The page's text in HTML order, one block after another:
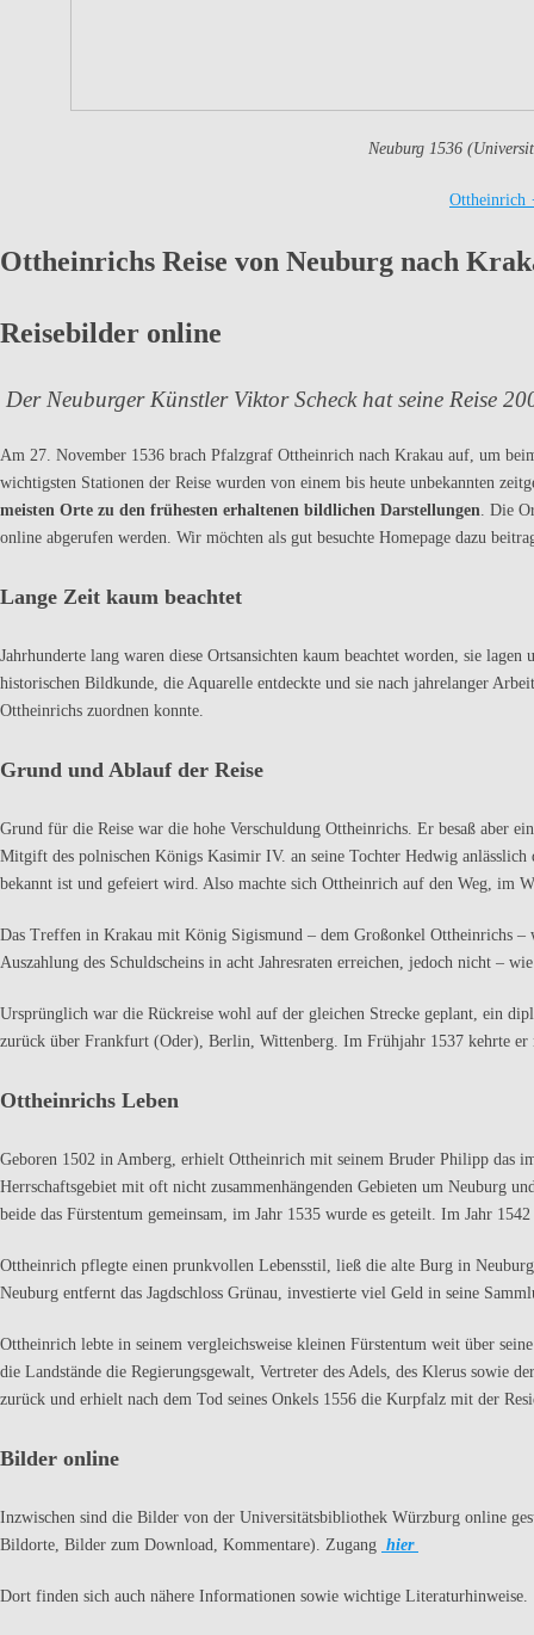
Neuburg 1536
Ottheinrich
Ottheinrichs Reise von Neuburg nach
Reisebilder online
Der Neuburger Künstler Viktor Scheck hat seine Reise
Am 27. November 1536 brach Pfalzgraf Ottheinrich nach Krakau auf, um
wichtigsten Stationen der Reise wurden von einem bis heute unbekannten
meisten Orte zu den frühesten erhaltenen bildlichen Darstellungen. Die
online abgerufen werden. Wir möchten als gut besuchte Homepage dazu
Lange Zeit kaum beachtet
Jahrhunderte lang waren diese Ortsansichten kaum beachtet worden, sie
historischen Bildkunde, die Aquarelle entdeckte und sie nach jahrelanger
Ottheinrichs zuordnen konnte.
Grund und Ablauf der Reise
Grund für die Reise war die hohe Verschuldung Ottheinrichs. Er besaß aber
Mitgift des polnischen Königs Kasimir IV. an seine Tochter Hedwig
bekannt ist und gefeiert wird. Also machte sich Ottheinrich auf den Weg, im
Das Treffen in Krakau mit König Sigismund – dem Großonkel Ottheinrichs
Auszahlung des Schuldscheins in acht Jahresraten erreichen, jedoch nicht –
Ursprünglich war die Rückreise wohl auf der gleichen Strecke geplant, ein
zurück über Frankfurt (Oder), Berlin, Wittenberg. Im Frühjahr 1537 kehrte
Ottheinrichs Leben
Geboren 1502 in Amberg, erhielt Ottheinrich mit seinem Bruder Philipp das
Herrschaftsgebiet mit oft nicht zusammenhängenden Gebieten um Neuburg
beide das Fürstentum gemeinsam, im Jahr 1535 wurde es geteilt. Im Jahr
Ottheinrich pflegte einen prunkvollen Lebensstil, ließ die alte Burg in
Neuburg entfernt das Jagdschloss Grünau, investierte viel Geld in seine
Ottheinrich lebte in seinem vergleichsweise kleinen Fürstentum weit über
die Landstände die Regierungsgewalt, Vertreter des Adels, des Klerus sowie
zurück und erhielt nach dem Tod seines Onkels 1556 die Kurpfalz mit der
Bilder online
Inzwischen sind die Bilder von der Universitätsbibliothek Würzburg online
Bildorte, Bilder zum Download, Kommentare). Zugang hier
Dort finden sich auch nähere Informationen sowie wichtige Literaturhinweise.